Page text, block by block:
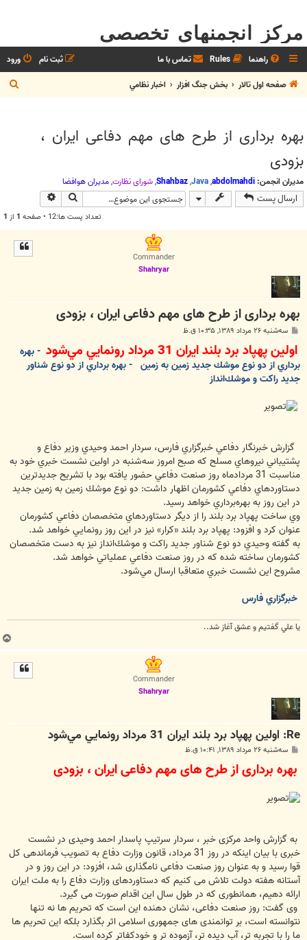
مرکز انجمنهای تخصصی
راهنما Rules تماس با ما ورود
ثبت نام
صفحه اول تالار
بخش جنگ افزار اخبار نظامي
س
بهره برداری از طرح های مهم دفاعی ایران ،
بزودی
مدیران انجمن: abdolmahdi
,
Java
,
Shahbaz
,شوراي نظارت,مديران هوافضا
ارسال پست جستجو
تعداد پست ها:12 • صفحه 1 از 1
Commander
Shahryar
بهره برداری از طرح های مهم دفاعی ایران ، بزودی
ت
سه‌شنبه ۲۶ مرداد ۱۳۸۹, ۱۰:۳۵ ق.ظ
اولين پهپاد برد بلند ايران 31 مرداد رونمايي مي‌شود
- بهره
برداري از دو نوع موشك جديد زمين به زمين - بهره برداري از دو نوع شناور
جديد راكت و موشك‌انداز
گزارش خبرنگار دفاعي خبرگزاري فارس، سردار احمد وحيدي وزير دفاع و
پشتيباني نيروهاي مسلح كه صبح امروز سه‌شنبه در اولين نشست خبري خود به
مناسبت 31 مردادماه روز صنعت دفاعي حضور يافته بود با تشريح جديدترين
دستاوردهاي دفاعي كشورمان اظهار داشت: دو نوع موشك زمين به زمين جديد
در اين روز به بهره‌برداري خواهد رسيد.
وي ساخت پهپاد برد بلند را از ديگر دستاوردهاي متخصصان دفاعي كشورمان
عنوان كرد و افزود: پهپاد برد بلند «كرار» نيز در اين روز رونمايي خواهد شد.
به گفته وحيدي دو نوع شناور جديد راكت و موشك‌انداز نيز به دست متخصصان
كشورمان ساخته شده كه در روز صنعت دفاعي عملياتي خواهد شد.
مشروح اين نشست خبري متعاقبا ارسال مي‌شود.
خبرگزاري فارس
يا علي گفتيم و عشق آغاز شد..
Commander
Shahryar
Re: اولين پهپاد برد بلند ايران 31 مرداد رونمايي مي‌شود
ت
سه‌شنبه ۲۶ مرداد ۱۳۸۹, ۱۰:۴۱ ق.ظ
بهره برداری از طرح های مهم دفاعی ایران ، بزودی
به گزارش واحد مرکزی خبر ، سردار سرتیپ پاسدار احمد وحیدی در نشست
خبری با بیان اینکه در روز 31 مرداد، قانون وزارت دفاع به تصویب فرماندهی کل
قوا رسید و به عنوان روز صنعت دفاعی نامگذاری شد، افزود: در این روز و در
آستانه هفته دولت تلاش می کنیم که دستاوردهای وزارت دفاع را به ملت ایران
ارائه دهیم، همانطوری که در طول سال این اقدام صورت می گیرد.
وی گفت: روز صنعت دفاعی، نشان دهنده این است که تحریم ها نه تنها
نتوانسته است، بر توانمندی های جمهوری اسلامی اثر بگذارد بلکه این تحریم ها
ما را با تجربه تر، آب دیده تر، آزموده تر و خودکفاتر کرده است.